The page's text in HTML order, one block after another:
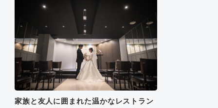
家族と友人に囲まれた温かなレストラン